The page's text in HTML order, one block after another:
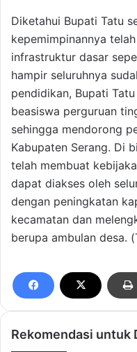
Diketahui Bupati Tatu
kepemimpinannya
infrastruktur dasar
hampir seluruhnya
pendidikan, Bupati
beasiswa perguruan
sehingga mendorong
Kabupaten Serang. Di
telah membuat
dapat diakses oleh
dengan peningkatan
kecamatan dan
berupa ambulan desa.
Rekomendasi untuk